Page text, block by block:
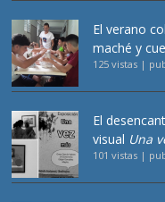
El verano
maché y
125 vistas |
El
visual Una
101 vistas |